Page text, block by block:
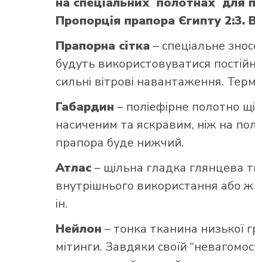
Пропорція прапора Єгипту 2:3.
Прапорна сітка – спеціальне
будуть використовуватися
сильні вітрові навантаження.
Габардин – поліефірне полотно
насиченим та яскравим, ніж на
прапора буде нижчий.
Атлас– щільна гладка глянцева
внутрішнього використання або ж
ін.
Нейлон – тонка тканина низької
мітинги. Завдяки своїй